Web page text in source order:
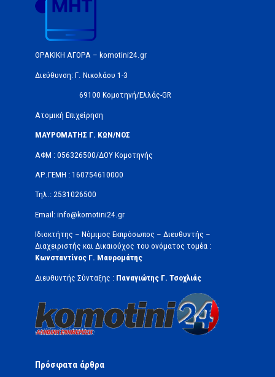
ΘΡΑΚΙΚΗ ΑΓΟΡΑ – komotini24.gr
Διεύθυνση: Γ. Νικολάου 1-3
69100 Κομοτηνή/Ελλάς-GR
Ατομική Επιχείρηση
ΜΑΥΡΟΜΑΤΗΣ Γ. ΚΩΝ/ΝΟΣ
ΑΦΜ : 056326500/ΔOΥ Κομοτηνής
ΑΡ.ΓΕΜΗ : 160754610000
Τηλ.: 2531026500
Email: info@komotini24.gr
Ιδιοκτήτης – Νόμιμος Εκπρόσωπος – Διευθυντής –
Διαχειριστής και Δικαιούχος του ονόματος τομέα :
Κωνσταντίνος Γ. Μαυρομάτης
Διευθυντής Σύνταξης : Παναγιώτης Γ. Τσοχλιάς
Πρόσφατα άρθρα